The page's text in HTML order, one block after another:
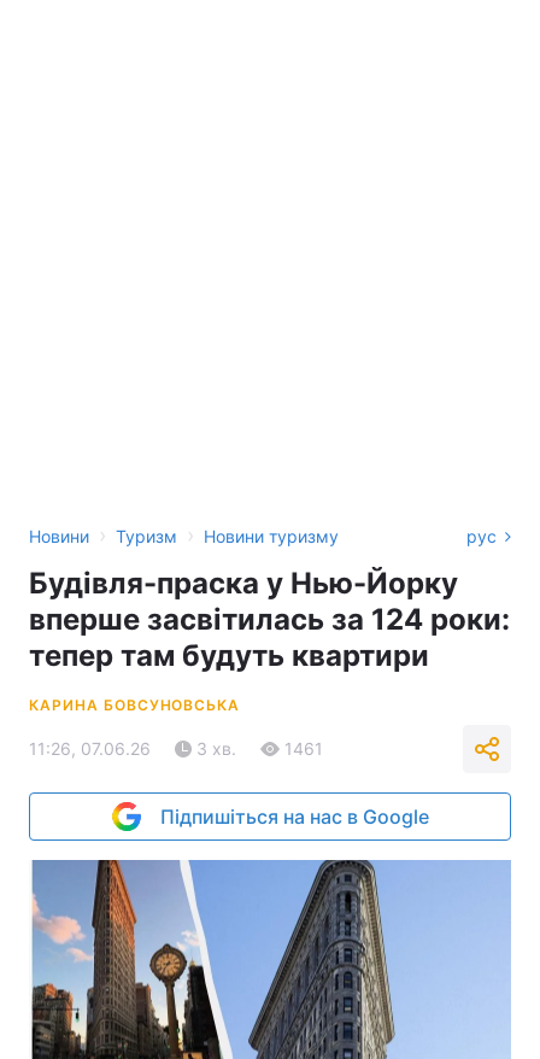
Новини › Туризм › Новини туризму рус
Будівля-праска у Нью-Йорку
вперше засвітилась за 124 роки:
тепер там будуть квартири
КАРИНА БОВСУНОВСЬКА
11:26, 07.06.26 3 хв. 1461
Підпишіться на нас в Google